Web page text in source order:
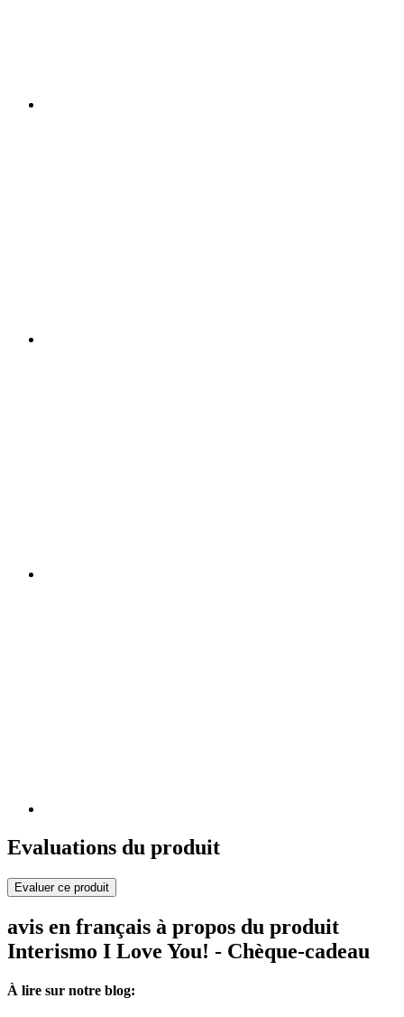
Evaluations du produit
Evaluer ce produit
avis en français à propos du produit
Interismo I Love You! - Chèque-cadeau
À lire sur notre blog: